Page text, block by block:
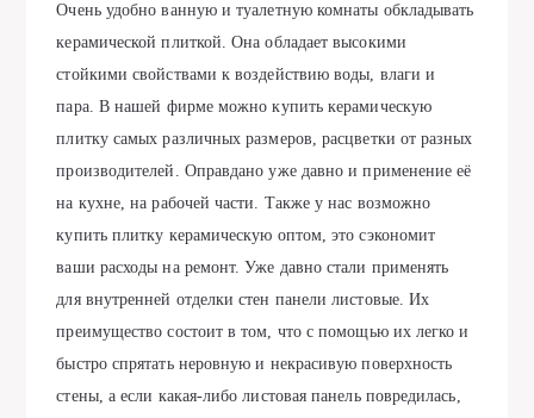
Очень удобно ванную и туалетную комнаты обкладывать
керамической плиткой. Она обладает высокими
стойкими свойствами к воздействию воды, влаги и
пара. В нашей фирме можно купить керамическую
плитку самых различных размеров, расцветки от разных
производителей. Оправдано уже давно и применение её
на кухне, на рабочей части. Также у нас возможно
купить плитку керамическую оптом, это сэкономит
ваши расходы на ремонт. Уже давно стали применять
для внутренней отделки стен панели листовые. Их
преимущество состоит в том, что с помощью их легко и
быстро спрятать неровную и некрасивую поверхность
стены, а если какая-либо листовая панель повредилась,